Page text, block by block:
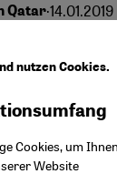
Qatar·14.01.2019
nutzen Cookies.
Cookies, um Ihnen
Website